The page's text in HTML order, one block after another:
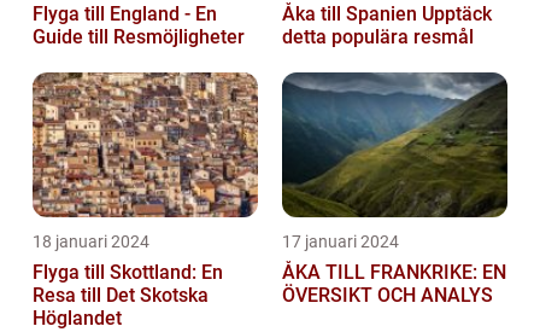
Flyga till England - En
Guide till Resmöjligheter
Åka till Spanien Upptäck
detta populära resmål
18 januari 2024
Flyga till Skottland: En
Resa till Det Skotska
Höglandet
17 januari 2024
ÅKA TILL FRANKRIKE: EN
ÖVERSIKT OCH ANALYS